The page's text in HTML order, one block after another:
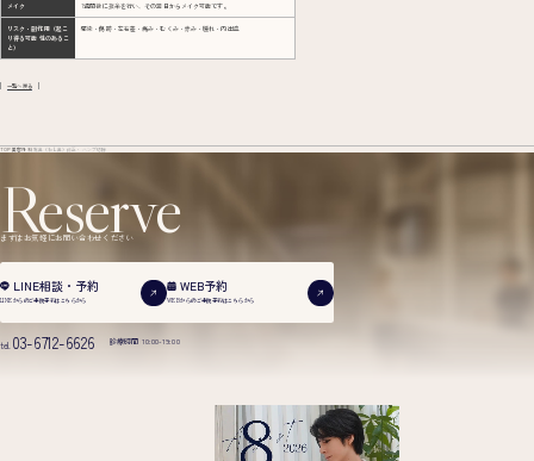
メイク 1週間後に抜糸を行い、その翌日からメイク可能です。
リスク・副作用（起こ
り得る可能 性のあるこ
と）
感染・傷跡・左右差・痛み・むくみ・赤み・腫れ・内出血
一覧へ戻る
TOP 美容外科 鷲鼻（わし鼻）修正・ハンプ切除
Reserve
まずはお気軽にお問い合わせください
LINE相談・予約
LINEからのご来院予約は こちらから
WEB予約
WEBからのご来院予約は こちらから
tel. 03-6712-6626 診療時間 10:00-19:00